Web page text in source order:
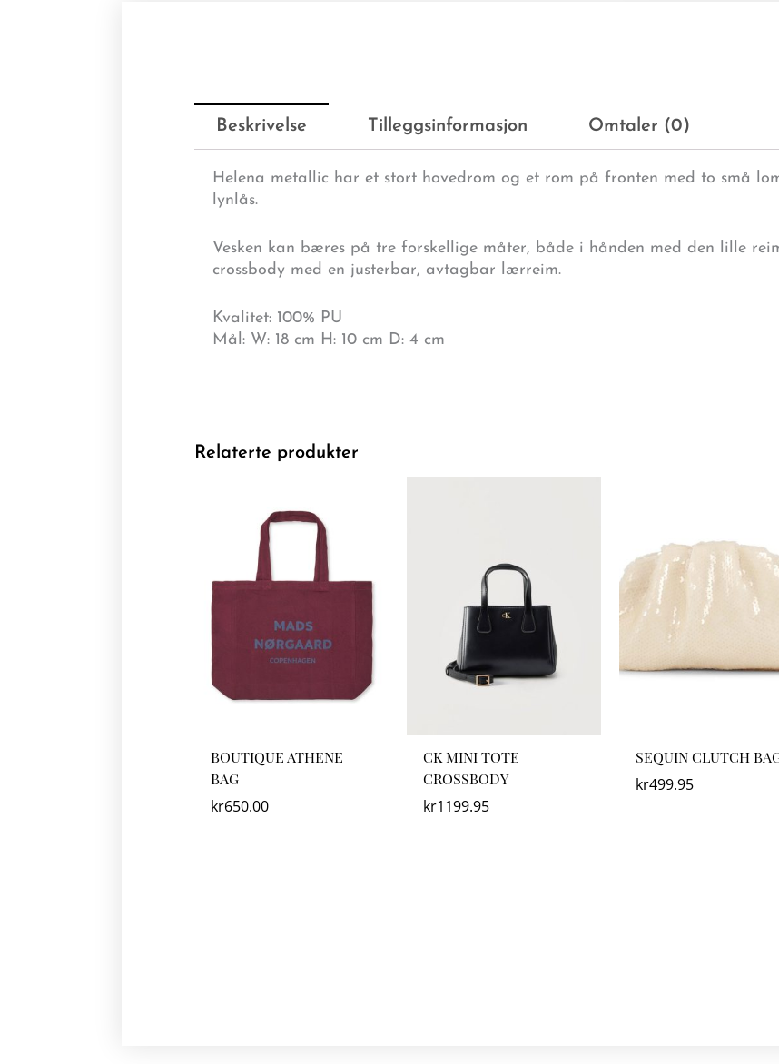
Beskrivelse Tilleggsinformasjon Omtaler (0)
Helena metallic har et stort hovedrom og et rom på fronten med to små
lynlås.
Vesken kan bæres på tre forskellige måter, både i hånden med den lille
crossbody med en justerbar, avtagbar lærreim.
Kvalitet: 100% PU
Mål: W: 18 cm H: 10 cm D: 4 cm
Relaterte produkter
BOUTIQUE ATHENE
BAG
kr650.00
CK MINI TOTE
CROSSBODY
kr1199.95
SEQUIN CLUTCH
kr499.95